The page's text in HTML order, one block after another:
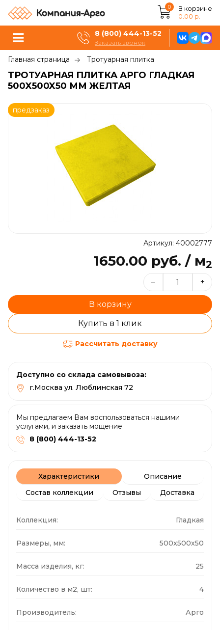
0
В корзине
0.00 р.
8 (800) 444-13-52
Заказать звонок
Главная страница Тротуарная плитка
ТРОТУАРНАЯ ПЛИТКА АРГО ГЛАДКАЯ
500X500X50 ММ ЖЕЛТАЯ
предзаказ
Артикул: 40002777
1650.00 руб. / м2
– +
В корзину
Купить в 1 клик
Рассчитать доставку
Доступно со склада самовывоза:
г.Москва ул. Люблинская 72
Мы предлагаем Вам воспользоваться нашими
услугами, и заказать мощение
8 (800) 444-13-52
Характеристики
Описание
Состав коллекции
Отзывы Доставка
Коллекция: Гладкая
Размеры, мм: 500x500x50
Масса изделия, кг: 25
Количество в м2, шт: 4
Производитель: Арго